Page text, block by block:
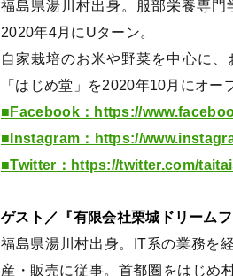
福島県湯川村出身。服部栄養専門
2020年4月にUターン。
自家栽培のお米や野菜を中心に
「はじめ堂」を2020年10月にオー
■Facebook：https://
■Instagram：https://
■Twitter：https://twitter.com/
ゲスト／『有限会社栗城ドリーム
福島県湯川村出身。IT系の業務を
産・販売に従事。首都圏をはじめ